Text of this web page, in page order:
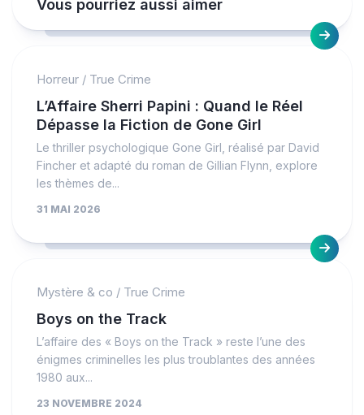
Vous pourriez aussi aimer
Horreur / True Crime
L’Affaire Sherri Papini : Quand le Réel
Dépasse la Fiction de Gone Girl
Le thriller psychologique Gone Girl, réalisé par David
Fincher et adapté du roman de Gillian Flynn, explore
les thèmes de...
31 MAI 2026
Mystère & co / True Crime
Boys on the Track
L’affaire des « Boys on the Track » reste l’une des
énigmes criminelles les plus troublantes des années
1980 aux...
23 NOVEMBRE 2024